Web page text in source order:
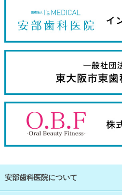
安部歯科医院について